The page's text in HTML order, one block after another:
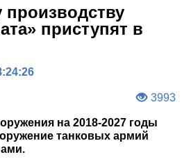
приступят в
3993
на 2018-2027 годы
танковых армий